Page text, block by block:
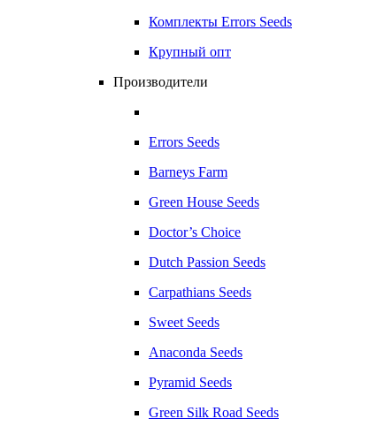
Комплекты Errors Seeds
Крупный опт
Производители
Errors Seeds
Barneys Farm
Green House Seeds
Doctor’s Choice
Dutch Passion Seeds
Carpathians Seeds
Sweet Seeds
Anaconda Seeds
Pyramid Seeds
Green Silk Road Seeds